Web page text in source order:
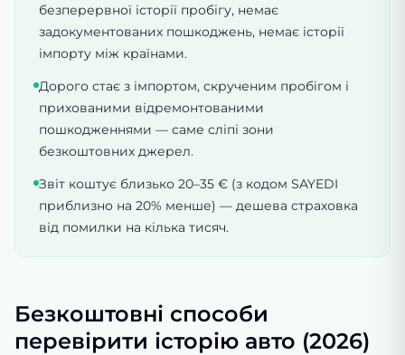
безперервної історії пробігу, немає
задокументованих пошкоджень, немає історії
імпорту між країнами.
Дорого стає з імпортом, скрученим пробігом і
прихованими відремонтованими
пошкодженнями — саме сліпі зони
безкоштовних джерел.
Звіт коштує близько 20–35 € (з кодом SAYEDI
приблизно на 20% менше) — дешева страховка
від помилки на кілька тисяч.
Безкоштовні способи
перевірити історію авто (2026)